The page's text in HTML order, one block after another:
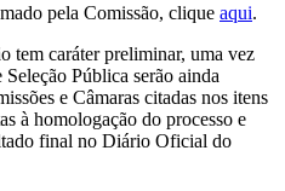
pela Comissão, clique aqui.
tem caráter preliminar, uma vez
Pública serão ainda
e Câmaras citadas nos itens
à homologação do processo e
final no Diário Oficial do